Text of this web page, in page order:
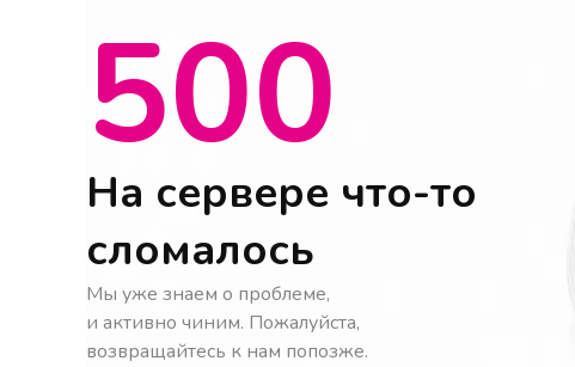
500
На сервере что-то
сломалось
Мы уже знаем о проблеме,
и активно чиним. Пожалуйста,
возвращайтесь к нам попозже.